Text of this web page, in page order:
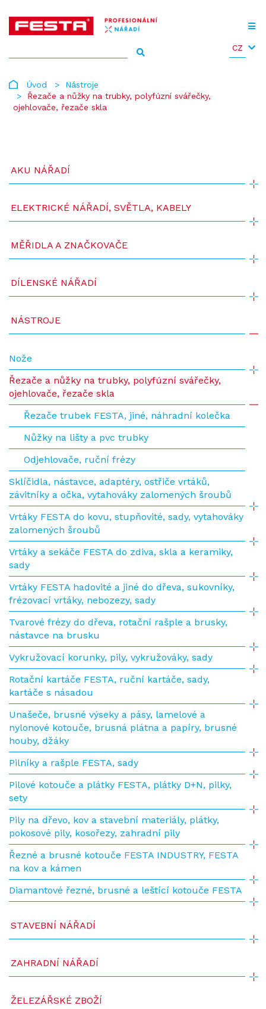
CZ
Úvod
Nástroje
Řezače a nůžky na trubky, polyfúzní svářečky,
ojehlovače, řezače skla
AKU NÁŘADÍ
ELEKTRICKÉ NÁŘADÍ, SVĚTLA, KABELY
MĚŘIDLA A ZNAČKOVAČE
DÍLENSKÉ NÁŘADÍ
NÁSTROJE
Nože
Řezače a nůžky na trubky, polyfúzní svářečky,
ojehlovače, řezače skla
Řezače trubek FESTA, jiné, náhradní kolečka
Nůžky na lišty a pvc trubky
Odjehlovače, ruční frézy
Sklíčidla, nástavce, adaptéry, ostřiče vrtáků,
závitníky a očka, vytahováky zalomených šroubů
Vrtáky FESTA do kovu, stupňovité, sady, vytahováky
zalomených šroubů
Vrtáky a sekáče FESTA do zdiva, skla a keramiky,
sady
Vrtáky FESTA hadovité a jiné do dřeva, sukovníky,
frézovací vrtáky, nebozezy, sady
Tvarové frézy do dřeva, rotační rašple a brusky,
nástavce na brusku
Vykružovací korunky, pily, vykružováky, sady
Rotační kartáče FESTA, ruční kartáče, sady,
kartáče s násadou
Unašeče, brusné výseky a pásy, lamelové a
nylonové kotouče, brusná plátna a papíry, brusné
houby, džáky
Pilníky a rašple FESTA, sady
Pilové kotouče a plátky FESTA, plátky D+N, pilky,
sety
Pily na dřevo, kov a stavební materiály, plátky,
pokosové pily, kosořezy, zahradní pily
Řezné a brusné kotouče FESTA INDUSTRY, FESTA
na kov a kámen
Diamantové řezné, brusné a leštící kotouče FESTA
STAVEBNÍ NÁŘADÍ
ZAHRADNÍ NÁŘADÍ
ŽELEZÁŘSKÉ ZBOŽÍ